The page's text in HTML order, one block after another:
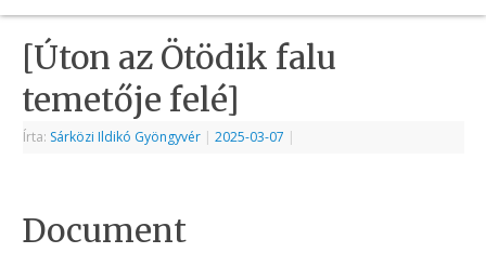
[Úton az Ötödik falu
temetője felé]
Írta: Sárközi Ildikó Gyöngyvér | 2025-03-07 |
Document